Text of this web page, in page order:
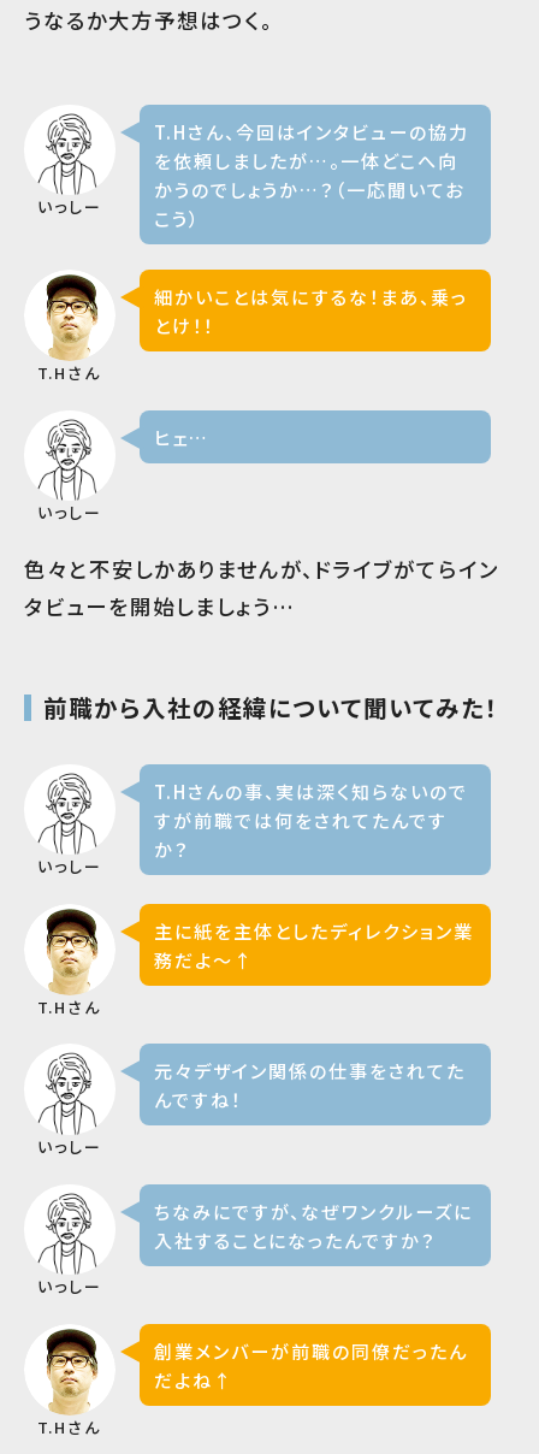
うなるか大方予想はつく。
いっしー
T.Hさん、今回はインタビューの協力
を依頼しましたが…。一体どこへ向
かうのでしょうか…？（一応聞いてお
こう）
T.Hさん
細かいことは気にするな！まあ、乗っ
とけ！！
いっしー
ヒェ…
色々と不安しかありませんが、ドライブがてらイン
タビューを開始しましょう…
前職から入社の経緯について聞いてみた！
いっしー
T.Hさんの事、実は深く知らないので
すが前職では何をされてたんです
か？
T.Hさん
主に紙を主体としたディレクション業
務だよ〜↑
いっしー
元々デザイン関係の仕事をされてた
んですね！
いっしー
ちなみにですが、なぜワンクルーズに
入社することになったんですか？
T.Hさん
創業メンバーが前職の同僚だったん
だよね↑